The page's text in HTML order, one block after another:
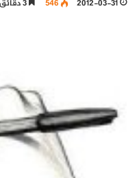
2012-03-31
546